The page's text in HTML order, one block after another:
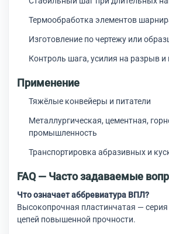
Термообработка элементов
Изготовление по чертежу или
Контроль шага, усилия на разрыв и
Применение
Тяжёлые конвейеры и питатели
Металлургическая, цементная,
промышленность
Транспортировка абразивных и
FAQ — Часто задаваемые
Что означает аббревиатура ВПЛ?
Высокопрочная пластинчатая —
цепей повышенной прочности.